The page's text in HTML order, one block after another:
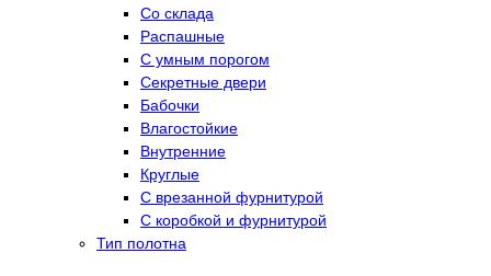
Со склада
Распашные
С умным порогом
Секретные двери
Бабочки
Влагостойкие
Внутренние
Круглые
С врезанной фурнитурой
С коробкой и фурнитурой
Тип полотна